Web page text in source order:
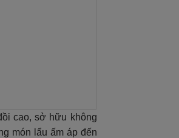
cao, sở hữu không
món lẩu ấm áp đến